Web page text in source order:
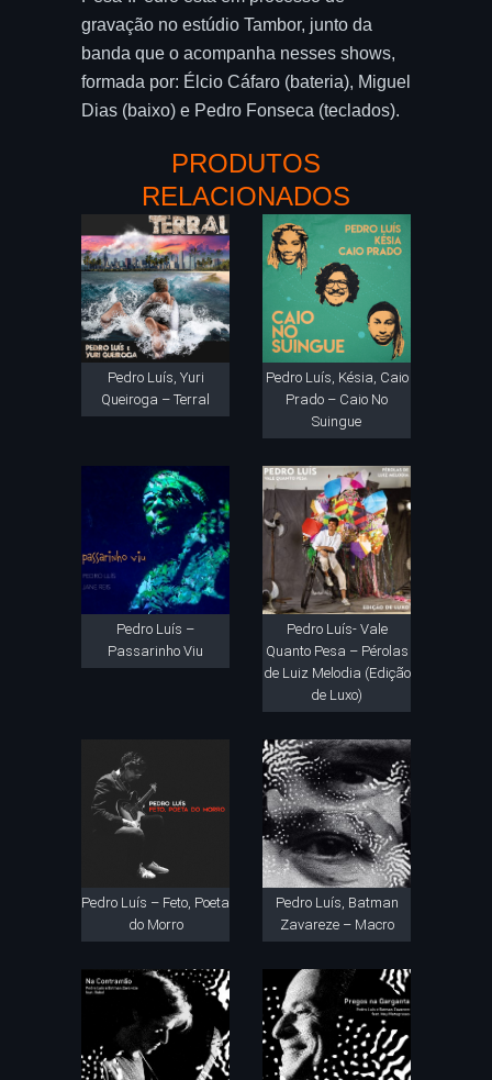
gravação no estúdio Tambor, junto da
banda que o acompanha nesses shows,
formada por: Élcio Cáfaro (bateria), Miguel
Dias (baixo) e Pedro Fonseca (teclados).
PRODUTOS
RELACIONADOS
Pedro Luís, Yuri
Queiroga – Terral
Pedro Luís, Késia, Caio
Prado – Caio No
Suingue
Pedro Luís –
Passarinho Viu
Pedro Luís- Vale
Quanto Pesa – Pérolas
de Luiz Melodia (Edição
de Luxo)
Pedro Luís – Feto, Poeta
do Morro
Pedro Luís, Batman
Zavareze – Macro